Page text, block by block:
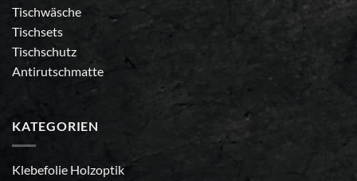
Tischwäsche
Tischsets
Tischschutz
Antirutschmatte
KATEGORIEN
Klebefolie Holzoptik